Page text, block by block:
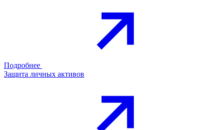
Подробнее
Защита личных активов